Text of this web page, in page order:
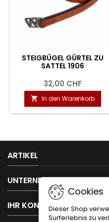
STEIGBÜGEL GÜRTEL ZU
SATTEL 1906
32,00 CHF
 In den Warenkorb
ARTIKEL
UNTERNEHMEN
IHR KONTO
Cookies
Dieser Shop
Surferlebnis zu